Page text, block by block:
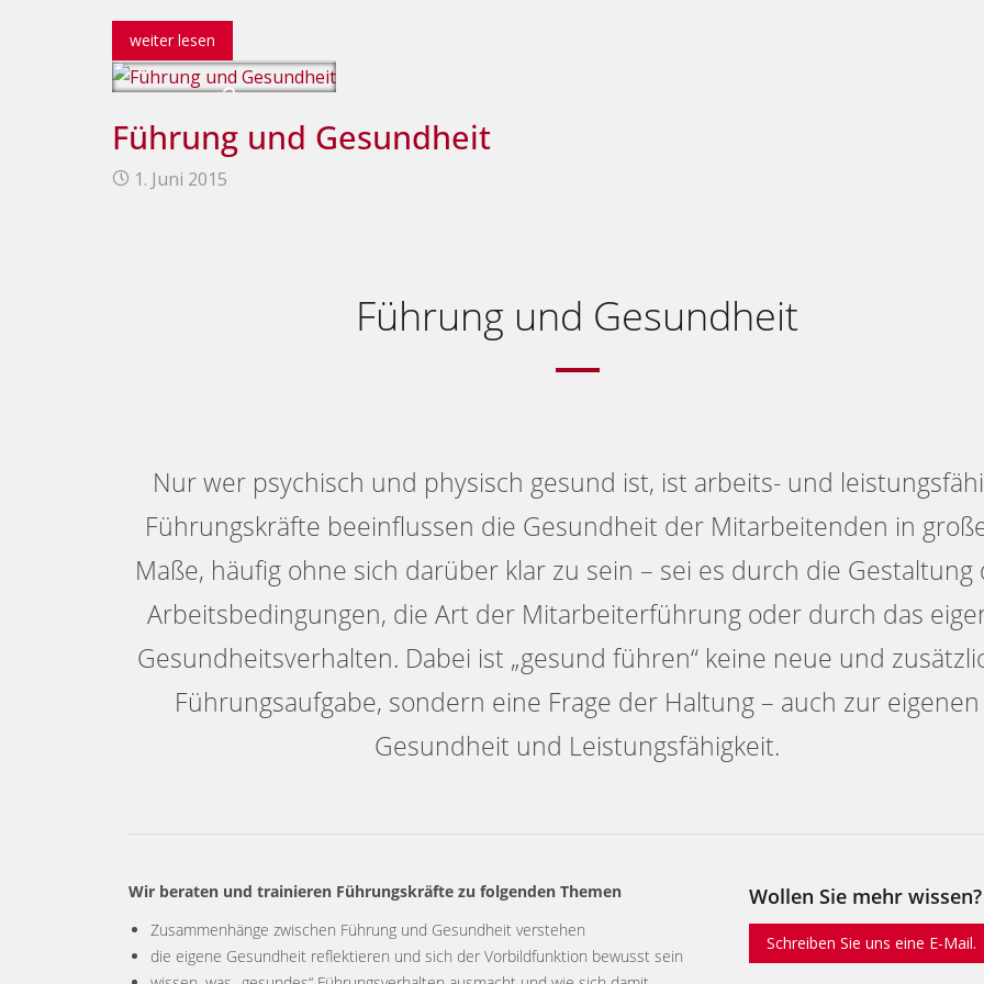
weiter lesen
Führung und Gesundheit
1. Juni 2015
Führung und Gesundheit
Nur wer psychisch und physisch gesund ist, ist arbeits- und
Führungskräfte beeinflussen die Gesundheit der Mitarbeitenden in
Maße, häufig ohne sich darüber klar zu sein – sei es durch die Gestaltung
Arbeitsbedingungen, die Art der Mitarbeiterführung oder durch das
Gesundheitsverhalten. Dabei ist „gesund führen“ keine neue und
Führungsaufgabe, sondern eine Frage der Haltung – auch zur eigenen
Gesundheit und Leistungsfähigkeit.
Wir beraten und trainieren Führungskräfte zu folgenden Themen
Zusammenhänge zwischen Führung und Gesundheit verstehen
die eigene Gesundheit reflektieren und sich der Vorbildfunktion bewusst sein
Wollen Sie mehr wissen?
Schreiben Sie uns eine E-Mail.